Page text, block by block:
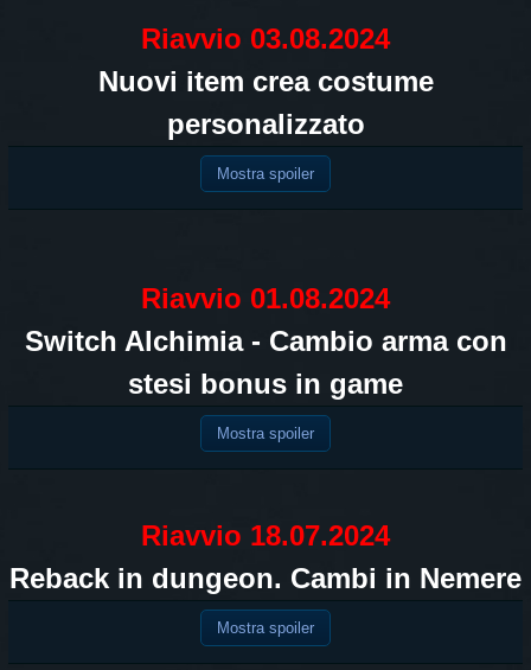
Riavvio 03.08.2024
Nuovi item crea costume
personalizzato
Mostra spoiler
Riavvio 01.08.2024
Switch Alchimia - Cambio arma con
stesi bonus in game
Mostra spoiler
Riavvio 18.07.2024
Reback in dungeon. Cambi in Nemere
Mostra spoiler